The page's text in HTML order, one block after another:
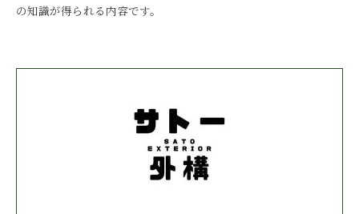
の知識が得られる内容です。